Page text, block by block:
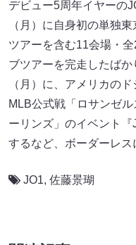
デビュー5周年イヤーの
（月）に自身初の単独
ツアーを含む11会場・
ブツアーを完走したば
（月）に、アメリカの
MLB公式戦「ロサンゼ
ーリンズ」のイベント
するなど、ボーダーレス
JO1, 佐藤景瑚